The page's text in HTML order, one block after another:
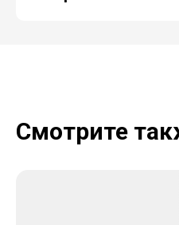
Смотрите